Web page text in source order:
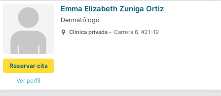
Ver perfil
Reservar cita
Emma Elizabeth Zuniga Ortiz
Dermatólogo
Clínica privada - Carrera 6, #21-19